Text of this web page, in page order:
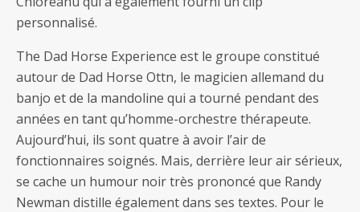
personnalisé.
The Dad Horse Experience est le groupe constitué
autour de Dad Horse Ottn, le magicien allemand du
banjo et de la mandoline qui a tourné pendant des
années en tant qu’homme-orchestre thérapeute.
Aujourd’hui, ils sont quatre à avoir l’air de
fonctionnaires soignés. Mais, derrière leur air sérieux,
se cache un humour noir très prononcé que Randy
Newman distille également dans ses textes. Pour le